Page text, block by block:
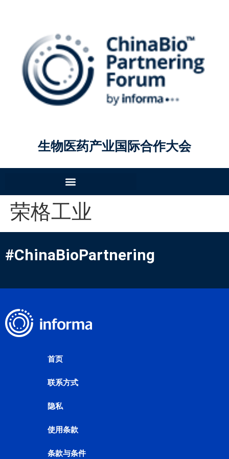
生物医药产业国际合作大会
荣格工业
#ChinaBioPartnering
首页
联系方式
隐私
使用条款
条款与条件